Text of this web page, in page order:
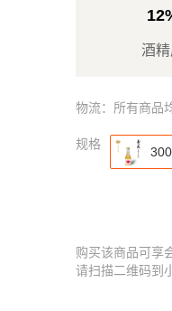
酒
物流：所有商品
规格
购买该商品可享
请扫描二维码到